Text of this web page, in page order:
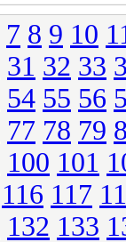
7 8 9 10
31 32 33
54 55 56
77 78 79
100 101
116 117
132 133